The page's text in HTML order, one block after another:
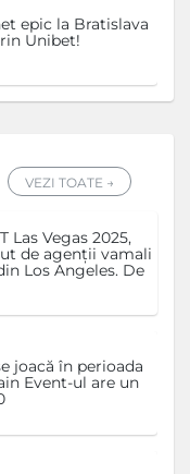
epic la Bratislava
Unibet!
VEZI TOATE →
Las Vegas 2025,
de agenții vamali
Los Angeles. De
joacă în perioada
Event-ul are un